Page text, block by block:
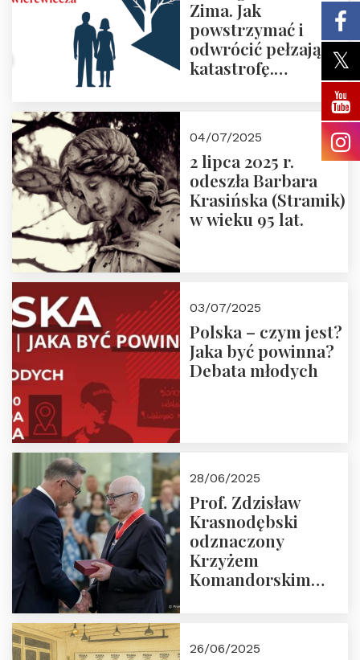
Zima. Jak
powstrzymać i
odwrócić pełzającą
katastrofę.
pierwsze spotkanie
Nowego
Ćwierćwiecza”
04/07/2025
2 lipca 2025 r.
odeszła Barbara
Krasińska (Stramik)
w wieku 95 lat.
03/07/2025
Polska – czym jest?
Jaka być powinna?
Debata młodych
28/06/2025
Prof. Zdzisław
Krasnodębski
odznaczony
Krzyżem
Komandorskim
26/06/2025